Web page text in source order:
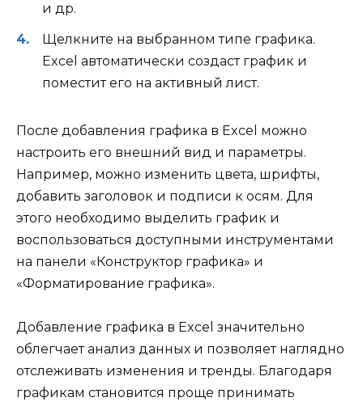
и др.
Щелкните на выбранном типе графика.
Excel автоматически создаст график и
поместит его на активный лист.
После добавления графика в Excel можно
настроить его внешний вид и параметры.
Например, можно изменить цвета, шрифты,
добавить заголовок и подписи к осям. Для
этого необходимо выделить график и
воспользоваться доступными инструментами
на панели «Конструктор графика» и
«Форматирование графика».
Добавление графика в Excel значительно
облегчает анализ данных и позволяет наглядно
отслеживать изменения и тренды. Благодаря
графикам становится проще принимать